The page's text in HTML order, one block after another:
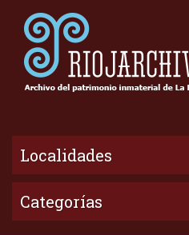
Localidades
Categorías